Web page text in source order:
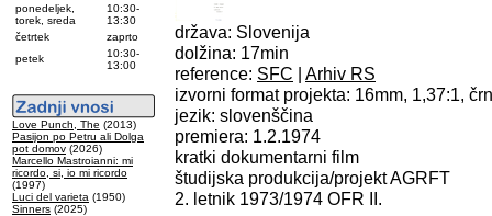
ponedeljek,
torek, sreda
10:30-
13:30
četrtek
zaprto
petek
10:30-
13:00
Love Punch, The (2013)
Pasijon po Petru ali Dolga
pot domov (2026)
Marcello Mastroianni: mi
ricordo, si, io mi ricordo
(1997)
Luci del varieta (1950)
Sinners (2025)
država: Slovenija
dolžina: 17min
reference: SFC
Arhiv RS
izvorni format projekta: 16mm, 1,37:1,
jezik: slovenščina
premiera: 1.2.1974
kratki dokumentarni film
študijska produkcija/projekt AGRFT
2. letnik 1973/1974 OFR II.